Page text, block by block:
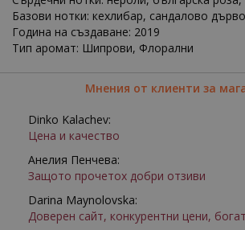
Базови нотки: кехлибар, сандалово
Година на създаване: 2019
Тип аромат: Шипрови, Флорални
Мнения от клиенти за
Dinko Kalachev:
Цена и качество
Анелия Пенчева:
Защото прочетох добри отзиви
Darina Maynolovska:
Доверен сайт, конкурентни цени,